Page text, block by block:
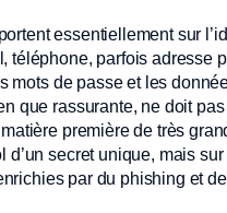
essentiellement sur
téléphone, parfois adresse
mots de passe et les
que rassurante, ne doit
première de très
secret unique, mais
par du phishing et